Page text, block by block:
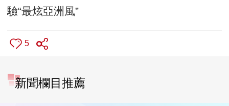
驗“最炫亞洲風”
5
新聞欄目推薦